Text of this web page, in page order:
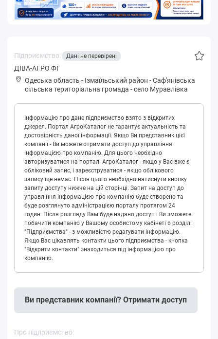
Підприємство: Дані не перевірені
ДІВА-АГРО ФГ
Одеська область - Ізмаїльський район -Сaф'янівськa
сільська територіальна громада -село Муравлівка
Інформацію про дане підприємство взято з відкритих
джерел. Портал АгроКаталог не гарантує актуальність та
достовірність даної інформації. Якщо Ви представник цієї
компанії - Ви можете отримати доступ до управління
інформацією про компанію. Для цього необхідно
авторизуватися на порталі АгроКаталог - якщо у Вас вже є
обліковий запис, і зареєструватися - якщо облікового
запису ще немає. Після цього необхідно натиснути кнопку
запиту доступу нижче на цій сторінці. Запит на доступ до
управління інформацією про компанію буде створено та
буде розглянуто адміністрацією порталу протягом 24
годин. Після розгляду Вам буде надано доступ і Ви зможете
побачити компанію у Вашому особистому кабінеті в розділі
"Підприємства" - з можливістю редагувати інформацію.
Якщо Вас цікавлять контакти цього підприємства - кнопка
"Відкрити контакти" знаходиться під інформацією про
компанію.
Ви представник компанії? Отримати доступ
Про підприємство: